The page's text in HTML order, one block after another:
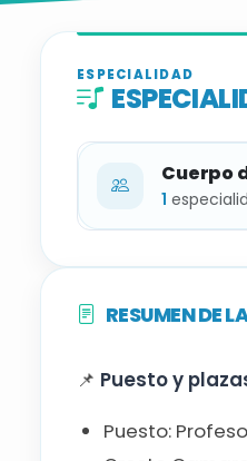
ESPECIALIDAD
Cuerpo
1
Coro
RESUMEN DE
📌 Puesto y
Puesto: